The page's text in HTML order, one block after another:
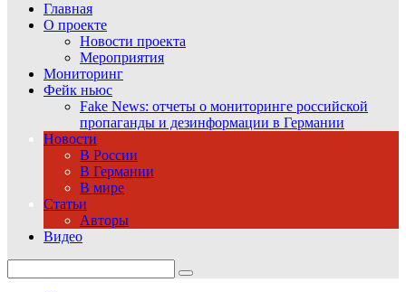
Главная
О проекте
Новости проекта
Мероприятия
Мониторинг
Фейк ньюс
Fake News: отчеты о мониторинге российской
пропаганды и дезинформации в Германии
Новости
В России
В Германии
В мире
Статьи
Авторы
Видео
for: